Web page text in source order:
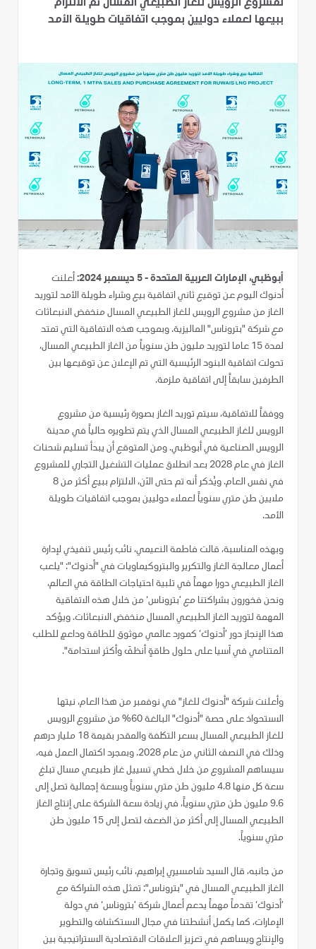
لمشروع الرويس للغاز الطبيعي المسال تم الالتزام
ببيعها لعملاء دوليين بموجب اتفاقيات طويلة الأمد
أبوظبي، الإمارات العربية المتحدة - 5 ديسمبر 2024:
أعلنت
أدنوك اليوم عن توقيع ثاني اتفاقية بيع وشراء طويلة الأمد لتوريد
الغاز من مشروع الرويس للغاز الطبيعي المسال منخفض الانبعاثات
مع شركة "بتروناس" الماليزية. وبموجب هذه الاتفاقية التي تمتد
لمدة 15 عاما لتوريد مليون طن سنوياً من الغاز الطبيعي المسال،
تحولت اتفاقية البنود الرئيسية التي تم الإعلان عن توقيعها بين
الطرفين سابقاً إلى اتفاقية ملزمة.
ووفقاً للاتفاقية، سيتم توريد الغاز بصورة رئيسية من مشروع
الرويس للغاز الطبيعي المسال الذي يتم تطويره حالياً في مدينة
الرويس الصناعية في أبوظبي. ومن المتوقع أن يبدأ تسليم شحنات
الغاز في عام 2028 بعد انطلاق عمليات التشغيل التجاري للمشروع
في نفس العام. ويُذكر أنه تم حتى الآن، الالتزام ببيع أكثر من 8
ملايين طن متري سنوياً لعملاء دوليين بموجب اتفاقيات طويلة
الأمد.
وبهذه المناسبة، قالت فاطمة النعيمي، نائب رئيس تنفيذي لإدارة
أعمال معالجة الغاز والتكرير والبتروكيماويات في "أدنوك": "يلعب
الغاز الطبيعي دورا مهماً في تلبية احتياجات الطاقة في العالم،
ونحن فخورون بشراكتنا مع ’بتروناس‘ من خلال هذه الاتفاقية
المهمة لتوريد الغاز الطبيعي المسال منخفض الانبعاثات. ويؤكد
هذا الإنجاز دور ’أدنوك‘ كمورد عالمي موثوق للطاقة وداعمٍ للطلب
المتنامي في آسيا على حلول طاقةٍ أنظفَ وأكثر استدامة".
وأعلنت شركة "أدنوك للغاز" في نوفمبر من هذا العام، نيتها
الاستحواذ على حصة "أدنوك" البالغة 60% من مشروع الرويس
للغاز الطبيعي المسال بسعر التكلفة والمقدر بقيمة 18 مليار درهم
وذلك في النصف الثاني من عام 2028. وبمجرد اكتمال العمل فيه،
سيساهم المشروع من خلال خطي تسييل غاز طبيعي مسال تبلغ
سعة كل منها 4.8 مليون طن متري سنوياً وبسعة إجمالية تصل إلى
9.6 مليون طن متري سنوياً، في زيادة سعة الشركة على إنتاج الغاز
الطبيعي المسال إلى أكثر من الضعف لتصل إلى 15 مليون طن
متري سنوياً.
من جانبه، قال السيد شامسيري إبراهيم، نائب رئيس تسويق وتجارة
الغاز الطبيعي المسال في "بتروناس": تمثل هذه الشراكة مع
’أدنوك‘ تقدماً مهماً يدعم أعمال شركة ’بتروناس‘ في دولة
الإمارات، كما يكمل أنشطتنا في مجال الاستكشاف والتطوير
والإنتاج ويساهم في تعزيز العلاقات الاقتصادية الاستراتيجية بين